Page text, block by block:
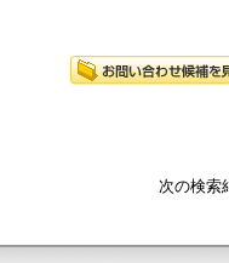
次の検